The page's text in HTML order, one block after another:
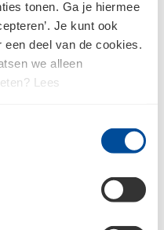
tonen. Ga je hiermee
Je kunt ook
deel van de cookies.
we alleen
Lees